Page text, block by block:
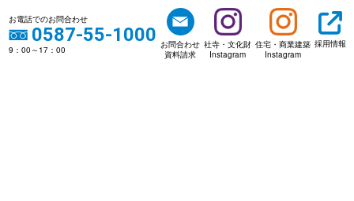
お電話でのお問合わせ
0587-55-1000
9：00～17：00
お問合わせ
資料請求
社寺・文化財
Instagram
住宅・商業建築
Instagram
採用情報